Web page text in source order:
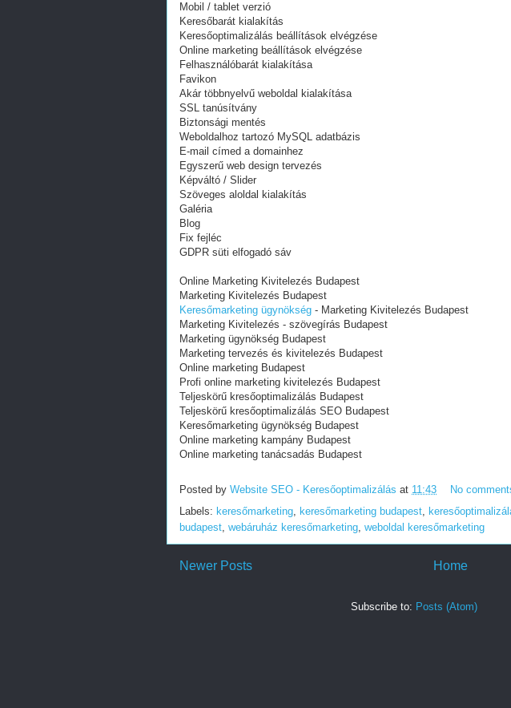
Mobil / tablet verzió
Keresőbarát kialakítás
Keresőoptimalizálás beállítások elvégzése
Online marketing beállítások elvégzése
Felhasználóbarát kialakítása
Favikon
Akár többnyelvű weboldal kialakítása
SSL tanúsítvány
Biztonsági mentés
Weboldalhoz tartozó MySQL adatbázis
E-mail címed a domainhez
Egyszerű web design tervezés
Képváltó / Slider
Szöveges aloldal kialakítás
Galéria
Blog
Fix fejléc
GDPR süti elfogadó sáv
Online Marketing Kivitelezés Budapest
Marketing Kivitelezés Budapest
Keresőmarketing ügynökség - Marketing Kivitelezés Budapest
Marketing Kivitelezés - szövegírás Budapest
Marketing ügynökség Budapest
Marketing tervezés és kivitelezés Budapest
Online marketing Budapest
Profi online marketing kivitelezés Budapest
Teljeskörű kresőoptimalizálás Budapest
Teljeskörű kresőoptimalizálás SEO Budapest
Keresőmarketing ügynökség Budapest
Online marketing kampány Budapest
Online marketing tanácsadás Budapest
Posted by Website SEO - Keresőoptimalizálás at 11:43
No
Labels: keresőmarketing, keresőmarketing budapest,
budapest, webáruház keresőmarketing, weboldal keresőmarketing
Newer Posts Home
Subscribe to: Posts (Atom)